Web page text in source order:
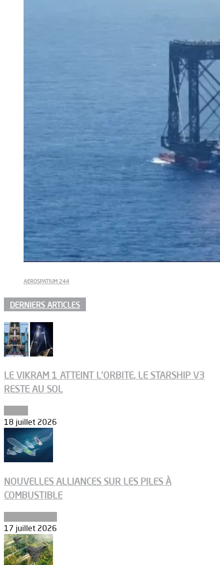
AEROSPATIUM 244
DERNIERS ARTICLES
LE VIKRAM 1 ATTEINT L’ORBITE, LE STARSHIP V3
RESTE AU SOL
18 juillet 2026
NOUVELLES ALLIANCES SUR LES PILES À
COMBUSTIBLE
17 juillet 2026